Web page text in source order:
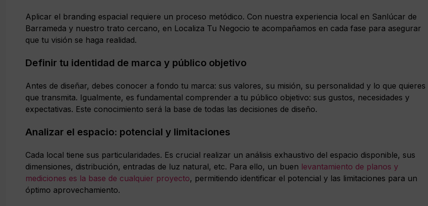
Aplicar el branding espacial requiere un proceso metódico. Con nuestra experiencia local en Sanlúcar de
Barrameda y nuestro trato cercano, en Localiza Tu Negocio te acompañamos en cada fase para asegurar
que tu visión se haga realidad.
Definir tu identidad de marca y público objetivo
Antes de diseñar, debes conocer a fondo tu marca: sus valores, su misión, su personalidad y lo que quieres
que transmita. Igualmente, es fundamental comprender a tu público objetivo: sus gustos, necesidades y
expectativas. Este conocimiento será la base de todas las decisiones de diseño.
Analizar el espacio: potencial y limitaciones
Cada local tiene sus particularidades. Es crucial realizar un análisis exhaustivo del espacio disponible, sus
dimensiones, distribución, entradas de luz natural, etc. Para ello, un buen levantamiento de planos y
mediciones es la base de cualquier proyecto, permitiendo identificar el potencial y las limitaciones para un
óptimo aprovechamiento.